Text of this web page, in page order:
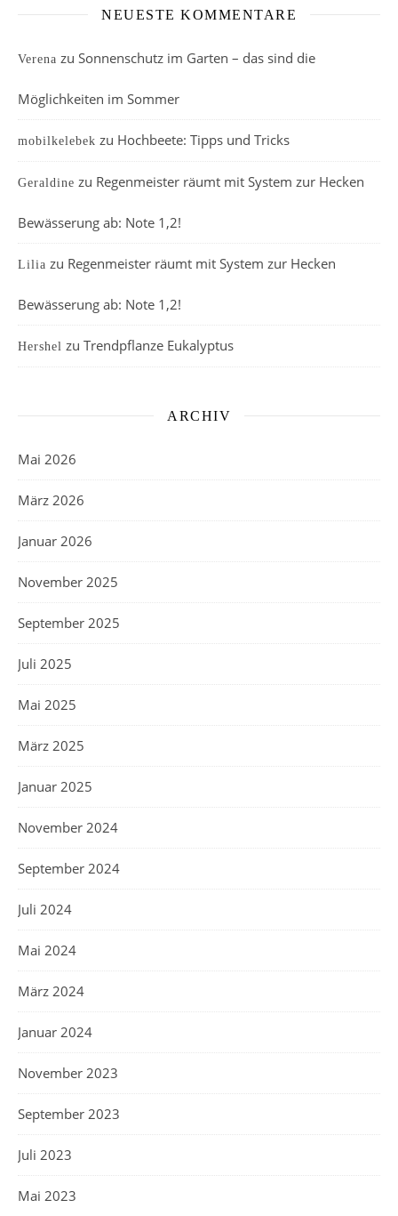
NEUESTE KOMMENTARE
Verena zu Sonnenschutz im Garten – das sind die
Möglichkeiten im Sommer
mobilkelebek zu Hochbeete: Tipps und Tricks
Geraldine zu Regenmeister räumt mit System zur Hecken
Bewässerung ab: Note 1,2!
Lilia zu Regenmeister räumt mit System zur Hecken
Bewässerung ab: Note 1,2!
Hershel zu Trendpflanze Eukalyptus
ARCHIV
Mai 2026
März 2026
Januar 2026
November 2025
September 2025
Juli 2025
Mai 2025
März 2025
Januar 2025
November 2024
September 2024
Juli 2024
Mai 2024
März 2024
Januar 2024
November 2023
September 2023
Juli 2023
Mai 2023